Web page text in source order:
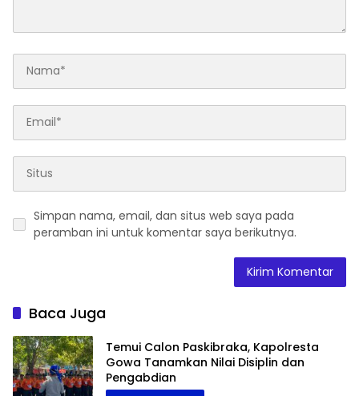
Simpan nama, email, dan situs web saya pada
peramban ini untuk komentar saya berikutnya.
Baca Juga
Temui Calon Paskibraka, Kapolresta
Gowa Tanamkan Nilai Disiplin dan
Pengabdian